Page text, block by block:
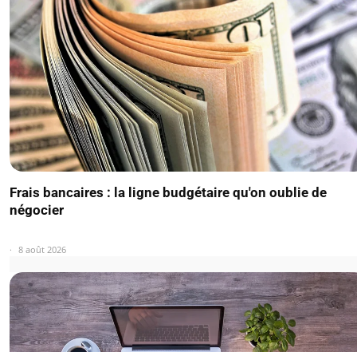
Frais bancaires : la ligne budgétaire qu'on oublie de
négocier
8 août 2026